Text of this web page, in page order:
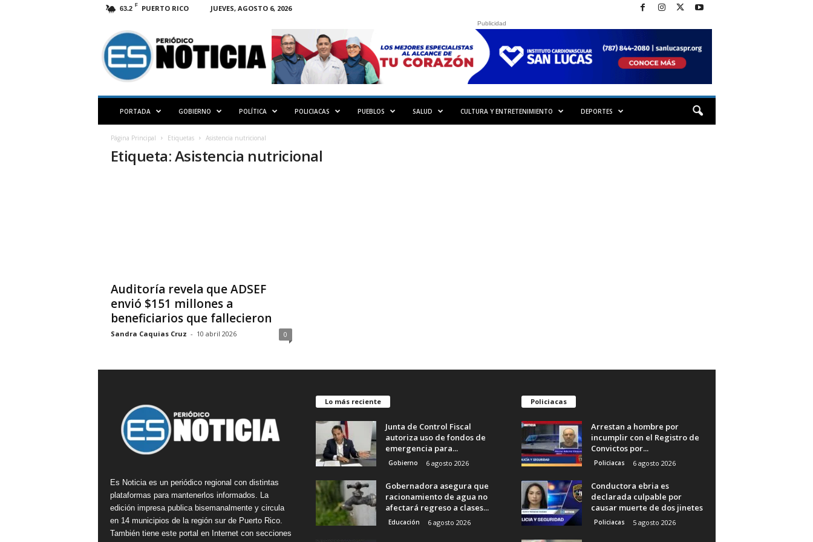
63.2 F PUERTO RICO JUEVES, AGOSTO 6, 2026
S
N
O
Publicidad
PORTADA GOBIERNO POLÍTICA POLICIACAS PUEBLOS SALUD CULTURA Y ENTRETENIMIENTO DEPORTES
Página Principal Etiquetas Asistencia nutricional
Etiqueta: Asistencia nutricional
Auditoría revela que ADSEF
envió $151 millones a
beneficiarios que fallecieron
Sandra Caquias Cruz - 10 abril 2026 0
Es Noticia es un periódico regional con distintas
plataformas para mantenerlos informados. La
edición impresa publica bisemanalmente y circula
en 14 municipios de la región sur de Puerto Rico.
También tiene este portal en Internet con secciones
Lo más reciente
Junta de Control Fiscal
autoriza uso de fondos de
emergencia para...
Gobierno 6 agosto 2026
Gobernadora asegura que
racionamiento de agua no
afectará regreso a clases...
Educación 6 agosto 2026
Policiacas
Arrestan a hombre por
incumplir con el Registro de
Convictos por...
Policiacas 6 agosto 2026
Conductora ebria es
declarada culpable por
causar muerte de dos jinetes
Policiacas 5 agosto 2026